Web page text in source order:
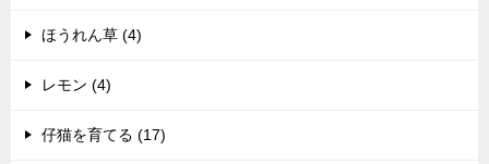
ほうれん草 (4)
レモン (4)
仔猫を育てる (17)